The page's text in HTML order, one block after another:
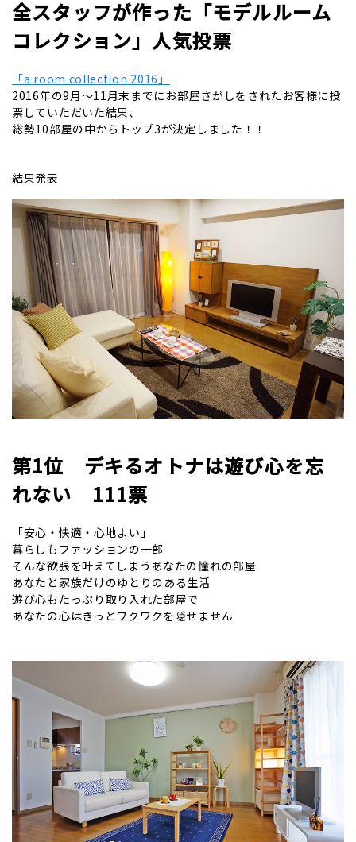
全スタッフが作った「モデルルーム
コレクション」人気投票
「a room collection 2016」
2016年の9月～11月末までにお部屋さがしをされたお客様に投
票していただいた結果、
総勢10部屋の中からトップ3が決定しました！！
結果発表
第1位 デキるオトナは遊び心を忘
れない 111票
「安心・快適・心地よい」
暮らしもファッションの一部
そんな欲張を叶えてしまうあなたの憧れの部屋
あなたと家族だけのゆとりのある生活
遊び心もたっぷり取り入れた部屋で
あなたの心はきっとワクワクを隠せません